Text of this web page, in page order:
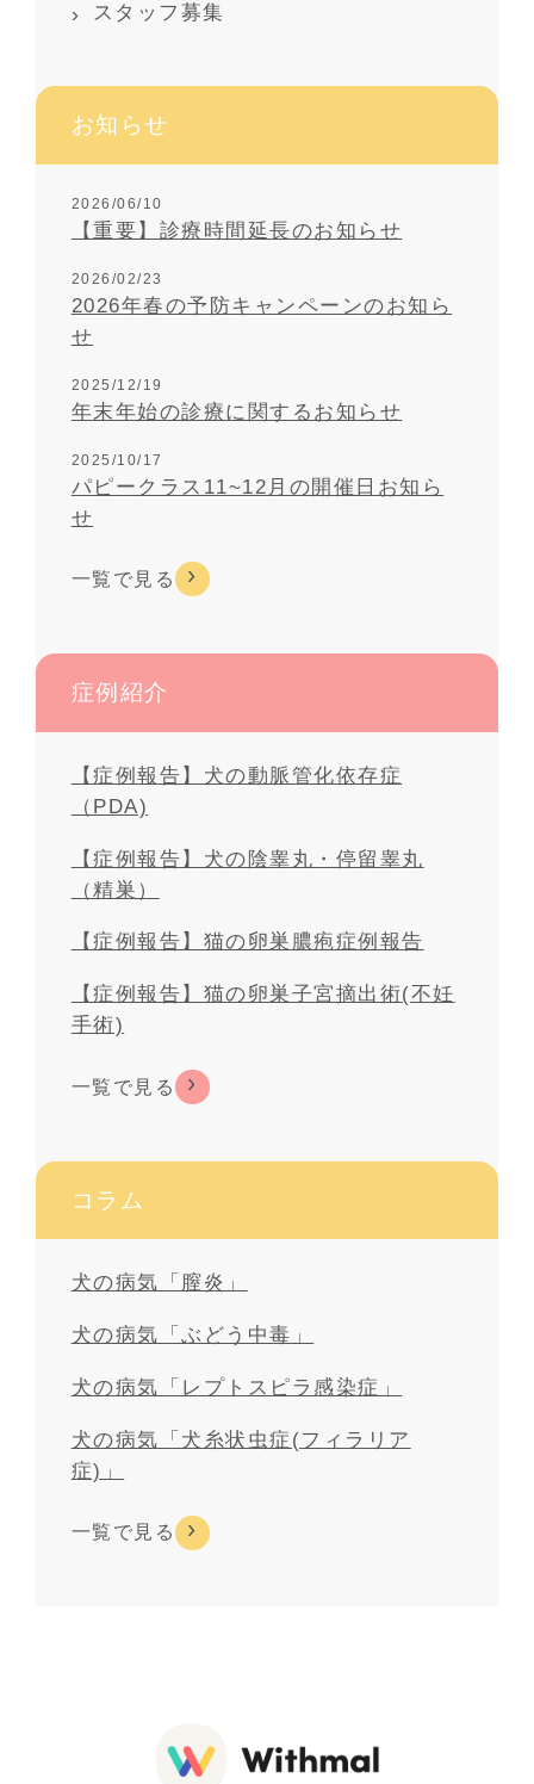
スタッフ募集
お知らせ
2026/06/10
【重要】診療時間延長のお知らせ
2026/02/23
2026年春の予防キャンペーンのお知ら
せ
2025/12/19
年末年始の診療に関するお知らせ
2025/10/17
パピークラス11~12月の開催日お知ら
せ
一覧で見る
症例紹介
【症例報告】犬の動脈管化依存症
（PDA)
【症例報告】犬の陰睾丸・停留睾丸
（精巣）
【症例報告】猫の卵巣膿疱症例報告
【症例報告】猫の卵巣子宮摘出術(不妊
手術)
一覧で見る
コラム
犬の病気「膣炎」
犬の病気「ぶどう中毒」
犬の病気「レプトスピラ感染症」
犬の病気「犬糸状虫症(フィラリア
症)」
一覧で見る